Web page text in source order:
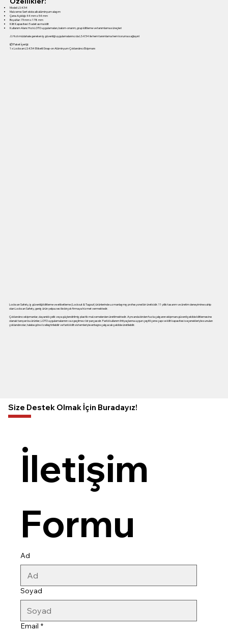
Model: LS-K54
Malzeme: Sert eloksallı alüminyum alaşım
Çene Açıklığı: 44 mm x 54 mm
Boyutlar: 73 mm x 178 mm
Kilit Kapasitesi: 5 adet asma kilit
Kullanım Alanı: Hızlı LOTO uygulamaları, bakım-onarım, grup kilitleme ve tanımlama süreçleri
⚠ Hızlı müdahale gereken iş güvenliği uygulamalarınızda LS-K54 ile hem tanımlama hem koruma sağlayın!
📦 Paket İçeriği:
1 x Locksan LS-K54 Etiketli Snap-on Alüminyum Çoklandırıcı Ekipmanı
Locksan Safety, iş güvenliği kilitleme ve etiketleme (Lockout & Tagout) ürünlerinde uzmanlaşmış profesyonel bir üreticidir. 11 yıllık tasarım ve üretim deneyimine sahip
olan Locksan Safety, geniş ürün yelpazesi ile birçok firmaya hizmet vermektedir.
Çoklandırıcı ekipmanlar, dayanıklı çelik veya güçlendirilmiş plastik malzemelerden üretilmektedir. Aynı anda birden fazla çalışanın ekipmanı güvenli şekilde kilitlemesine
olanak tanıyan bu ürünler, LOTO uygulamalarının vazgeçilmez bir parçasıdır. Farklı kullanım ihtiyaçlarına uygun çeşitli çene çapı ve kilit kapasitesi seçenekleriyle sunulan
çoklandırıcılar, talebe göre özelleştirilebilir ve farklı kilit sistemleriyle entegre çalışacak şekilde üretilebilir.
Size Destek Olmak İçin Buradayız!
İletişim
Formu
Ad
Soyad
Email *